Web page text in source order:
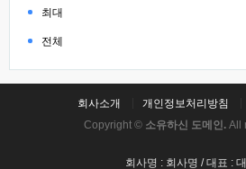
최대
전체
회사소개 개인정보처리방침
Copyright © 소유하신 도메인. All
회사명 : 회사명 / 대표 :